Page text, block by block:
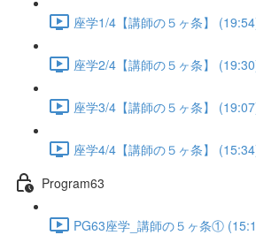
座学1/4【講師の５ヶ条】
座学2/4【講師の５ヶ条】
座学3/4【講師の５ヶ条】
座学4/4【講師の５ヶ条】
Program63
PG63座学_講師の５ヶ条①